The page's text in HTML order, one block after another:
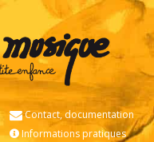
Contact, documentation
Informations pratiques